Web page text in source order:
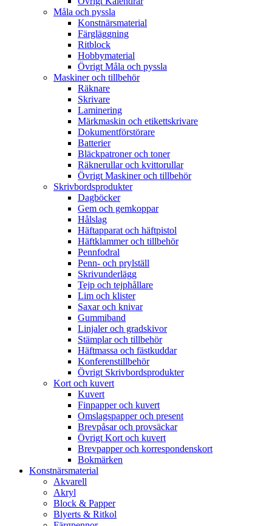
Måla och pyssla
Konstnärsmaterial
Färgläggning
Ritblock
Hobbymaterial
Övrigt Måla och pyssla
Maskiner och tillbehör
Räknare
Skrivare
Laminering
Märkmaskin och etikettskrivare
Dokumentförstörare
Batterier
Bläckpatroner och toner
Räknerullar och kvittorullar
Övrigt Maskiner och tillbehör
Skrivbordsprodukter
Dagböcker
Gem och gemkoppar
Hålslag
Häftapparat och häftpistol
Häftklammer och tillbehör
Pennfodral
Penn- och prylställ
Skrivunderlägg
Tejp och tejphållare
Lim och klister
Saxar och knivar
Gummiband
Linjaler och gradskivor
Stämplar och tillbehör
Häftmassa och fästkuddar
Konferenstillbehör
Övrigt Skrivbordsprodukter
Kort och kuvert
Kuvert
Finpapper och kuvert
Omslagspapper och present
Brevpåsar och provsäckar
Övrigt Kort och kuvert
Brevpapper och korrespondenskort
Bokmärken
Konstnärsmaterial
Akvarell
Akryl
Block & Papper
Blyerts & Ritkol